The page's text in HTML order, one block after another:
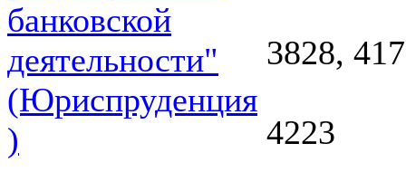
банковской
деятельности"
(Юриспруденция
)
3828,
4223